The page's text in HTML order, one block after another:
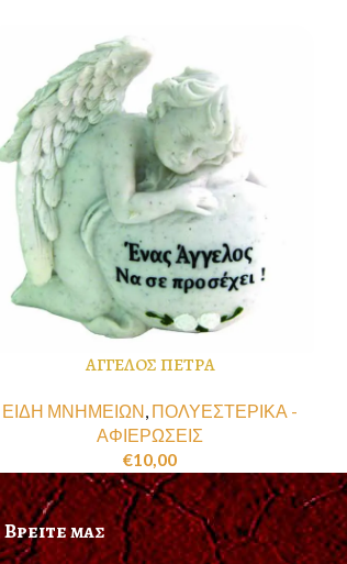
ΑΓΓΕΛΟΣ ΠΕΤΡΑ
ΕΙΔΗ ΜΝΗΜΕΙΩΝ, ΠΟΛΥΕΣΤΕΡΙΚΑ -
ΑΦΙΕΡΩΣΕΙΣ
€10,00
Βρειτε μας